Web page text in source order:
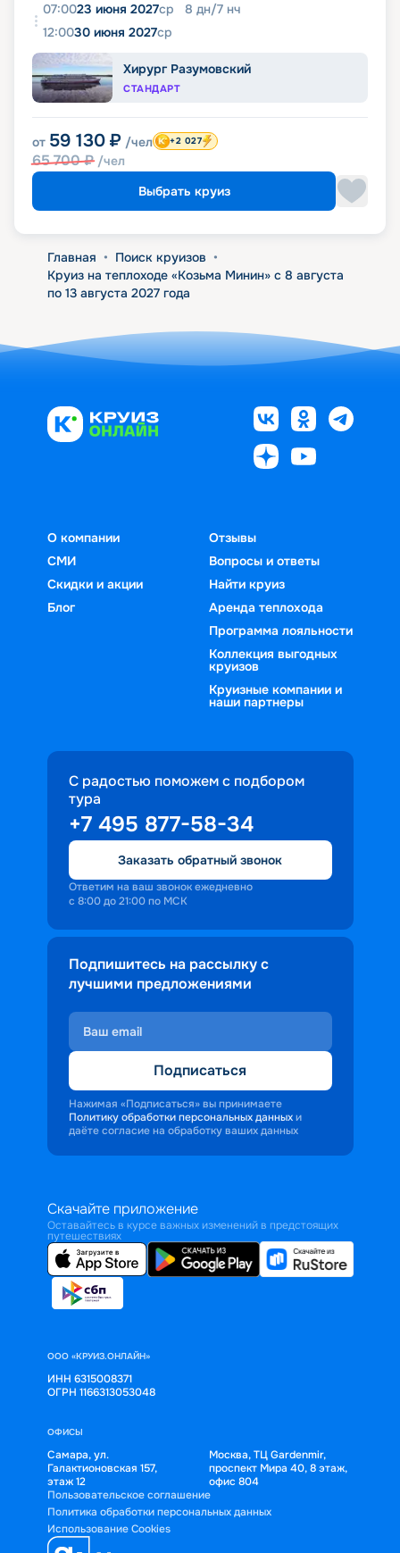
07:0023 июня 2027ср 8 дн/7 нч
12:0030 июня 2027ср
Хирург Разумовский
СТАНДАРТ
от 59 130 ₽ /чел
65 700₽ /чел
+2 027
Выбрать круиз
Главная • Поиск круизов •
Круиз на теплоходе «Козьма Минин» с 8 августа
по 13 августа 2027 года
О компании
СМИ
Скидки и акции
Блог
Отзывы
Вопросы и ответы
Найти круиз
Аренда теплохода
Программа лояльности
Коллекция выгодных
круизов
Круизные компании и
наши партнеры
С радостью поможем с подбором
тура
+7 495 877-58-34
Заказать обратный звонок
Ответим на ваш звонок ежедневно
с 8:00 до 21:00 по МСК
Подпишитесь на рассылку с
лучшими предложениями
Подписаться
Нажимая «Подписаться» вы принимаете
Политику обработки персональных данных и
даёте согласие на обработку ваших данных
Скачайте приложение
Оставайтесь в курсе важных изменений в предстоящих
путешествиях
ООО «КРУИЗ.ОНЛАЙН»
ИНН 6315008371
ОГРН 1166313053048
ОФИСЫ
Самара, ул.
Галактионовская 157,
этаж 12
Москва, ТЦ Gardenmir,
проспект Мира 40, 8 этаж,
офис 804
Пользовательское соглашение
Политика обработки персональных данных
Использование Cookies